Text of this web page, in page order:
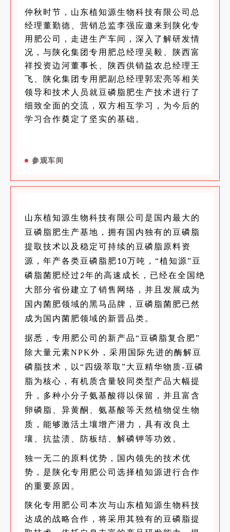
仲秋时节，山东植知源生物科技有限公司总
经理董勤德、营销总监李强应邀来到陕化专
用肥公司，走进生产车间，深入了解研发情
况，与陕化集团专用肥总经理吴毅、陕西富
祥投资边河董事长、陕西供销益农总经理王
飞、陕化集团专用肥副总经理郭宏亮等相关
领导和技术人员就豆磷脂肥生产技术进行了
细致全面的交流，双方相互学习，为今后的
学习合作奠定了坚实的基础。
参观车间
山东植知源生物科技有限公司是国内最大的
豆磷脂肥生产基地，拥有国内独有的豆磷脂
提取技术以及稳定可持续的豆磷脂原料资
源，年产各类豆磷脂肥10万吨， “植知源”豆
磷脂菌肥经过2年的高速成长，已经在全国绝
大部分省份建立了销售网络，并且发展成为
国内菌肥领域的黑马品牌，豆磷脂菌肥已然
成为国内菌肥领域的新晋品类。
据悉，专用肥公司的新产品“豆磷脂复合肥”
除大量元素NPK外，采用国际先进的酶解豆
磷脂技术，以“四级萃取”大豆精华物质-豆磷
脂为核心，有机质含量较同类型产品大幅提
升，多种小分子氨基酸得以保留，并且富含
卵磷脂、异黄酮、氨基酸等天然植物促生物
质，能够激活土壤增产潜力，具有改良土
壤、抗盐渍、防板结、解磷钾等功效。
独一无二的原料优势，国内领先的技术优
势，是陕化专用肥公司选择植知源进行合作
的重要原因。
陕化专用肥公司本次与山东植知源生物科技
达成的战略合作，将采用其独有的豆磷脂提